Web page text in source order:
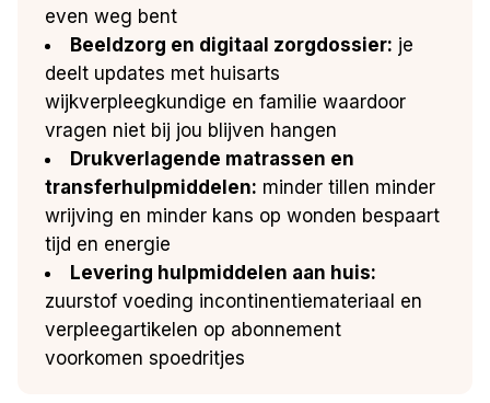
even weg bent
Beeldzorg en digitaal zorgdossier: je
deelt updates met huisarts
wijkverpleegkundige en familie waardoor
vragen niet bij jou blijven hangen
Drukverlagende matrassen en
transferhulpmiddelen: minder tillen minder
wrijving en minder kans op wonden bespaart
tijd en energie
Levering hulpmiddelen aan huis:
zuurstof voeding incontinentiemateriaal en
verpleegartikelen op abonnement
voorkomen spoedritjes